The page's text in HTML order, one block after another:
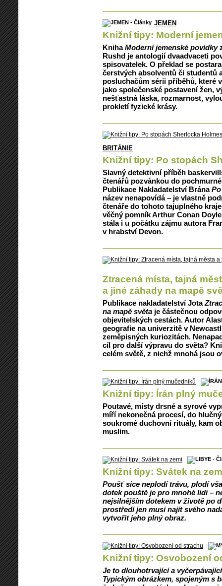
JEMEN
Knižní tipy: Moderní
KnihaModerní jemenské povídky
Rushd je antologií dvaadvaceti
spisovatelek. O překlad se
čerstvých absolventů či studentů
posluchačům sérii příběhů, které
jako společenské postavení žen,
nešťastná láska, rozmarnost,
prokletí fyzické krásy.
BRITÁNIE
Knižní tipy: Po stopách
Slavný detektivní příběh
čtenářů pozvánkou do
Publikace Nakladatelství Brána
název nenapovídá – je vlastně
čtenáře do tohoto tajuplného
věčný pomník Arthur Conan
stála i u počátku zájmu autora
v hrabství Devon.
Ztracená místa, tajná
a jiné záhady na mapě
Publikace nakladatelství Jota
na mapě světa je částečnou
objevitelských cestách. Autor
geografie na univerzitě v
zeměpisných kuriozitách.
cíl pro další výpravu do světa?
celém světě, z nichž mnohá jsou
Knižní tipy: Írán plný
Poutavé, místy drsné a syrové
míří nekonečná procesí, do
soukromé duchovní rituály, kam
muslim.
Knižní tipy: Svátek na
Poušť sice neplodí trávu, plodí
dotek pouště je pro mnohé lidi –
nejsilnějším dotekem v životě po
prostředí jen musí najít svého
vytvořit jeho plný obraz.
Knižní tipy: Osvobození
Je to dlouhotrvající a
Typickým obrázkem, spojeným s